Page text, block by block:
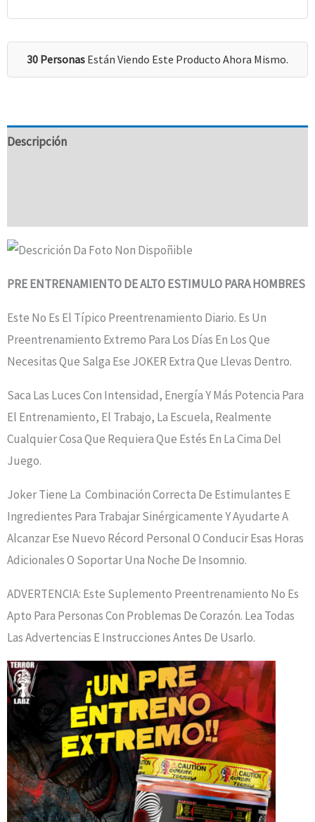
30 Personas Están Viendo Este Producto Ahora Mismo.
Descripción
PRE ENTRENAMIENTO DE ALTO ESTIMULO PARA HOMBRES
Este No Es El Típico Preentrenamiento Diario. Es Un
Preentrenamiento Extremo Para Los Días En Los Que
Necesitas Que Salga Ese JOKER Extra Que Llevas Dentro.
Saca Las Luces Con Intensidad, Energía Y Más Potencia Para
El Entrenamiento, El Trabajo, La Escuela, Realmente
Cualquier Cosa Que Requiera Que Estés En La Cima Del
Juego.
Joker Tiene La Combinación Correcta De Estimulantes E
Ingredientes Para Trabajar Sinérgicamente Y Ayudarte A
Alcanzar Ese Nuevo Récord Personal O Conducir Esas Horas
Adicionales O Soportar Una Noche De Insomnio.
ADVERTENCIA: Este Suplemento Preentrenamiento No Es
Apto Para Personas Con Problemas De Corazón. Lea Todas
Las Advertencias E Instrucciones Antes De Usarlo.